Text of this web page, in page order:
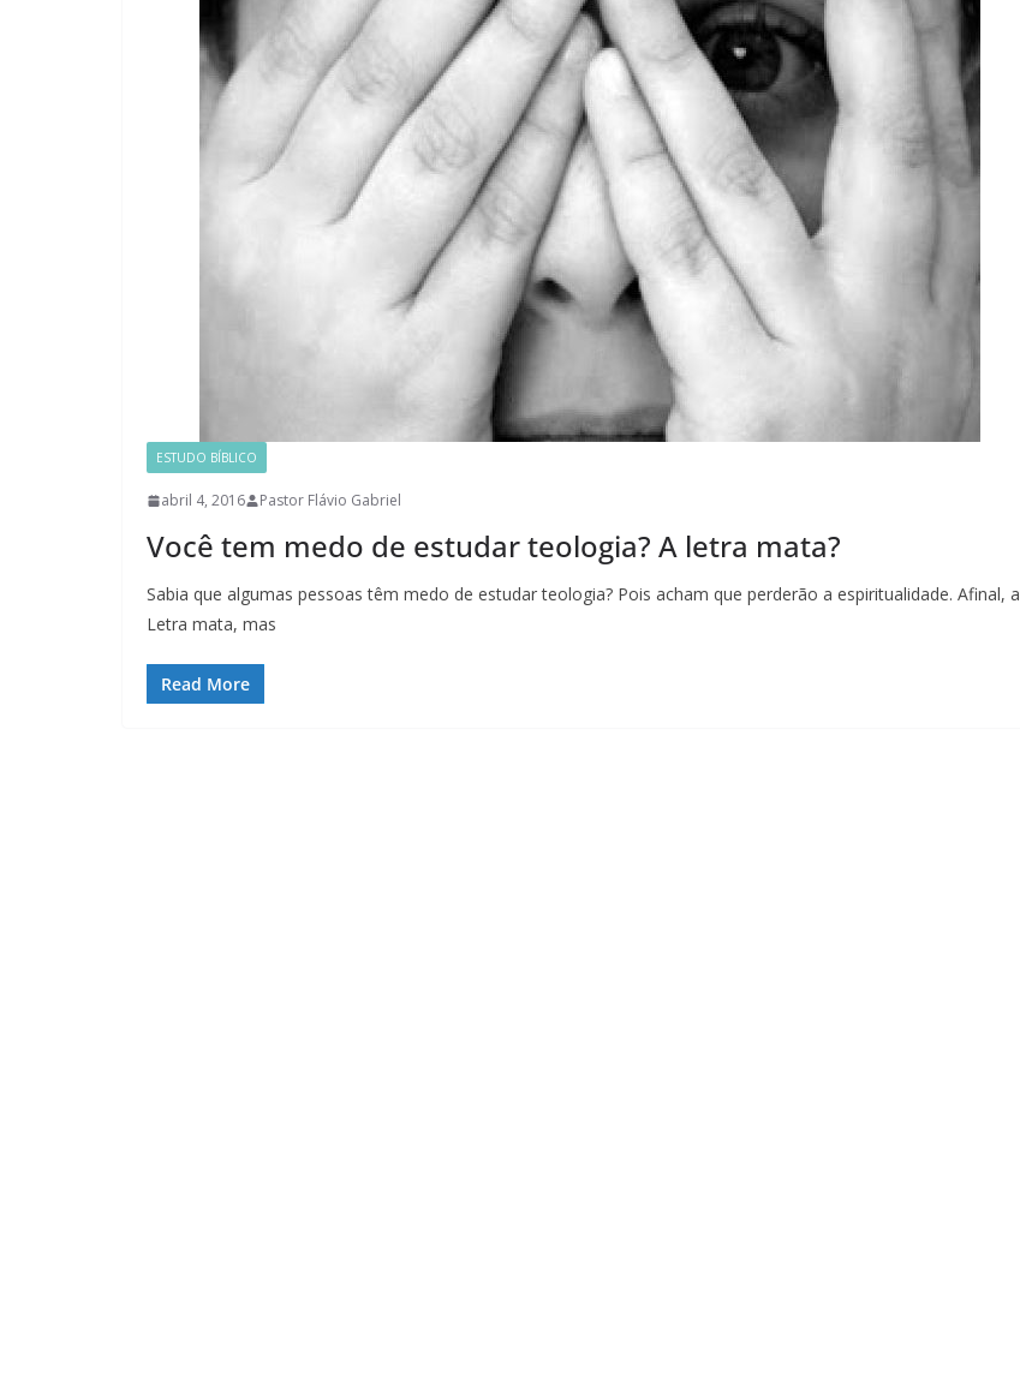
ESTUDO BÍBLICO
abril 4, 2016 Pastor Flávio Gabriel
Você tem medo de estudar teologia? A letra mata?
Sabia que algumas pessoas têm medo de estudar teologia? Pois acham que perderão a espiritualidade. Afinal, a
Letra mata, mas
Read More